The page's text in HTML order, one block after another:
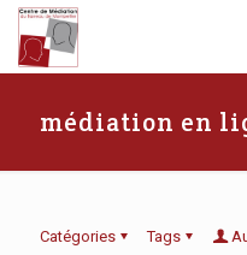
médiation en
Catégories Tags